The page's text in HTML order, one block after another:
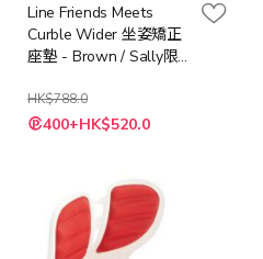
Line Friends Meets
Curble Wider 坐姿矯正
座墊 - Brown / Sally限
貨)
HK$788.0
400+HK$520.0